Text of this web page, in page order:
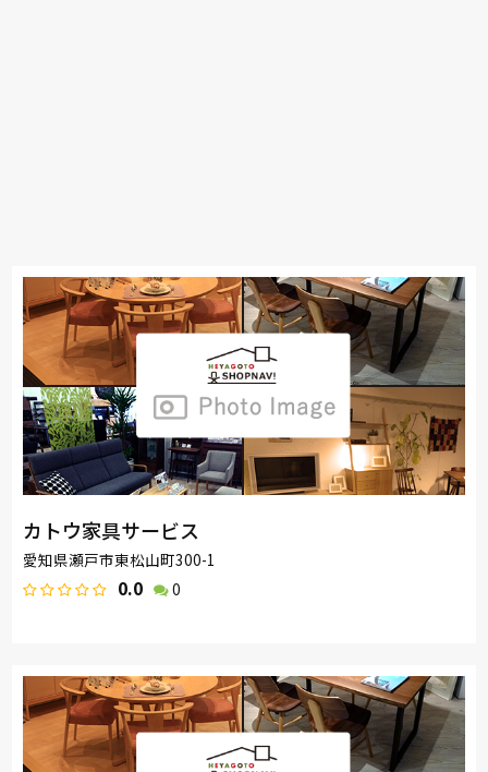
カトウ家具サービス
愛知県瀬戸市東松山町300-1
0.0 0